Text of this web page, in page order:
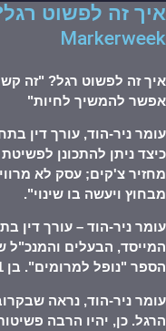
איך זה לפשוט
Markerweek
איך זה לפשוט רגל? "זה
אפשר להמשיך לחיות"
עומר ניר-הוד, עורך דין
כיצד ניתן להתכונן
מחזיר צ'קים; עסק לא
מבחוץ ויעשה בו שינוי".
עומר ניר-הוד – עורך דין
הספר "נופל למרומים". בן 51 , גרוש +4, מתגורר במודיעין
עומר ניר-הוד, נראה
הרגל. כן, יהיו הרבה